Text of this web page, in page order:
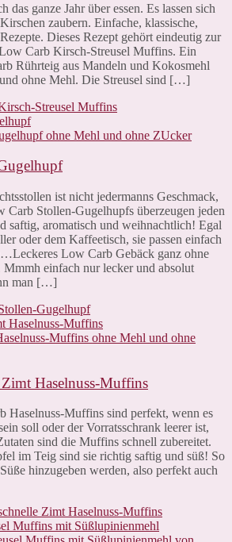
das ganze Jahr über essen. Es lassen sich
zaubern. Einfache, klassische,
Dieses Rezept gehört eindeutig zur
Carb Kirsch-Streusel Muffins. Ein
Rührteig aus Mandeln und Kokosmehl
ohne Mehl. Die Streusel sind […]
Streusel Muffins
ist nicht jedermanns Geschmack,
Carb Stollen-Gugelhupfs überzeugen jeden
saftig, aromatisch und weihnachtlich! Egal
oder dem Kaffeetisch, sie passen einfach
Low Carb Gebäck ganz ohne
einfach nur lecker und absolut
man […]
Gugelhupf
Haselnuss-Muffins
Haselnuss-Muffins
Haselnuss-Muffins sind perfekt, wenn es
soll oder der Vorratsschrank leerer ist,
sind die Muffins schnell zubereitet.
im Teig sind sie richtig saftig und süß! So
hinzugeben werden, also perfekt auch
Zimt Haselnuss-Muffins
Muffins mit Süßlupinienmehl